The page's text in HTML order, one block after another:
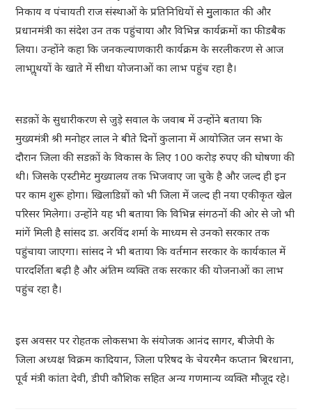
निकाय व पंचायती राज संस्थाओं के प्रतिनिधियों से मुुलाकात की और
प्रधानमंत्री का संदेश उन तक पहुंचाया और विभिन्न कार्यक्रमों का फीडबैक
लिया। उन्होंने कहा कि जनकल्याणकारी कार्यक्रम के सरलीकरण से आज
लाभाॢथयों के खाते में सीधा योजनाओं का लाभ पहुंच रहा है।
सडक़ों के सुधारीकरण से जुड़े सवाल के जवाब में उन्होंने बताया कि
मुख्यमंत्री श्री मनोहर लाल ने बीते दिनों कुलाना में आयोजित जन सभा के
दौरान जिला की सडक़ों के विकास के लिए 100 करोड़ रुपए की घोषणा की
थी। जिसके एस्टीमेट मुख्यालय तक भिजवाए जा चुके है और जल्द ही इन
पर काम शुरू होगा। खिलाडिय़ों को भी जिला में जल्द ही नया एकीकृत खेल
परिसर मिलेगा। उन्होंने यह भी बताया कि विभिन्न संगठनों की ओर से जो भी
मांगें मिली है सांसद डा. अरविंद शर्मा के माध्यम से उनको सरकार तक
पहुंचाया जाएगा। सांसद ने भी बताया कि वर्तमान सरकार के कार्यकाल में
पारदर्शिता बढ़ी है और अंतिम व्यक्ति तक सरकार की योजनाओं का लाभ
पहुंच रहा है।
इस अवसर पर रोहतक लोकसभा के संयोजक आनंद सागर, बीजेपी के
जिला अध्यक्ष विक्रम कादियान, जिला परिषद के चेयरमैन कप्तान बिरधाना,
पूर्व मंत्री कांता देवी, डीपी कौशिक सहित अन्य गणमान्य व्यक्ति मौजूद रहे।